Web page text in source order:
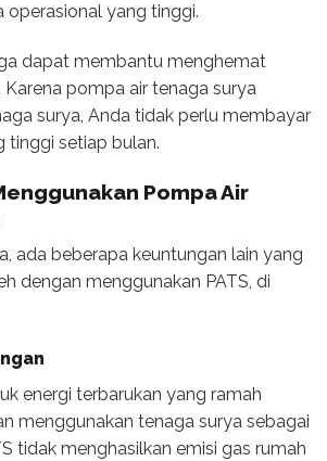
operasional yang tinggi.
dapat membantu menghemat
Karena pompa air tenaga surya
surya, Anda tidak perlu membayar
tinggi setiap bulan.
Pompa Air
ada beberapa keuntungan lain yang
dengan menggunakan PATS, di
energi terbarukan yang ramah
menggunakan tenaga surya sebagai
tidak menghasilkan emisi gas rumah